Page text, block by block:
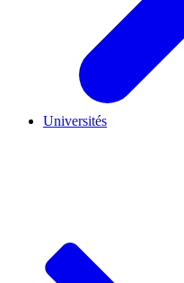
Universités